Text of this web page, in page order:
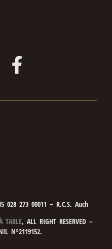
028 273 00011 – R.C.S. Auch
TABLE, ALL RIGHT RESERVED –
N°2119152.